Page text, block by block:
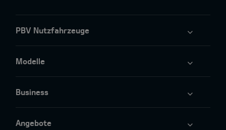
PBV Nutzfahrzeuge
Modelle
Business
Angebote